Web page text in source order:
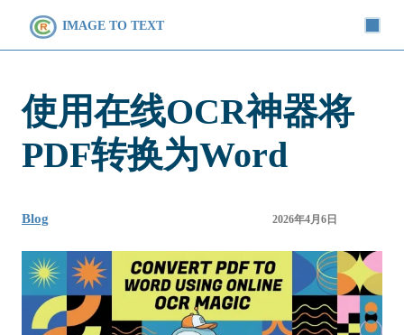
IMAGE TO TEXT
使用在线OCR神器将
PDF转换为Word
Blog 2026年4月6日